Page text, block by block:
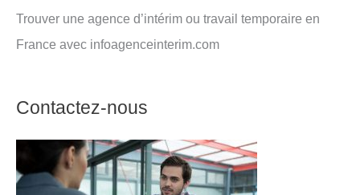
Trouver une agence d’intérim ou travail temporaire en
France avec infoagenceinterim.com
Contactez-nous